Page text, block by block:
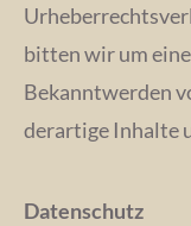
bitten wir um
Bekanntwerden
derartige Inhalte
Datenschutz